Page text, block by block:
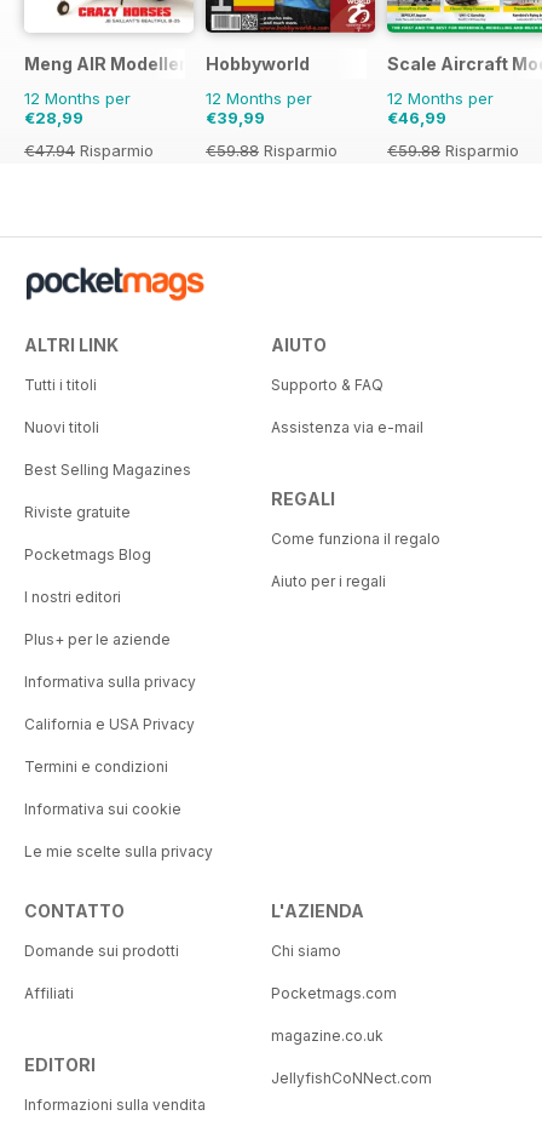
Meng AIR Modeller
12 Months per
€28,99
€47.94 Risparmio
Hobbyworld
12 Months per
€39,99
€59.88 Risparmio
Scale Aircraft
12 Months per
€46,99
€59.88 Risparmio
ALTRI LINK
Tutti i titoli
Nuovi titoli
Best Selling Magazines
Riviste gratuite
Pocketmags Blog
I nostri editori
Plus+ per le aziende
Informativa sulla privacy
California e USA Privacy
Termini e condizioni
Informativa sui cookie
Le mie scelte sulla privacy
AIUTO
Supporto & FAQ
Assistenza via e-mail
REGALI
Come funziona il regalo
Aiuto per i regali
CONTATTO
Domande sui prodotti
Affiliati
EDITORI
Informazioni sulla vendita
L'AZIENDA
Chi siamo
Pocketmags.com
magazine.co.uk
JellyfishCoNNect.com